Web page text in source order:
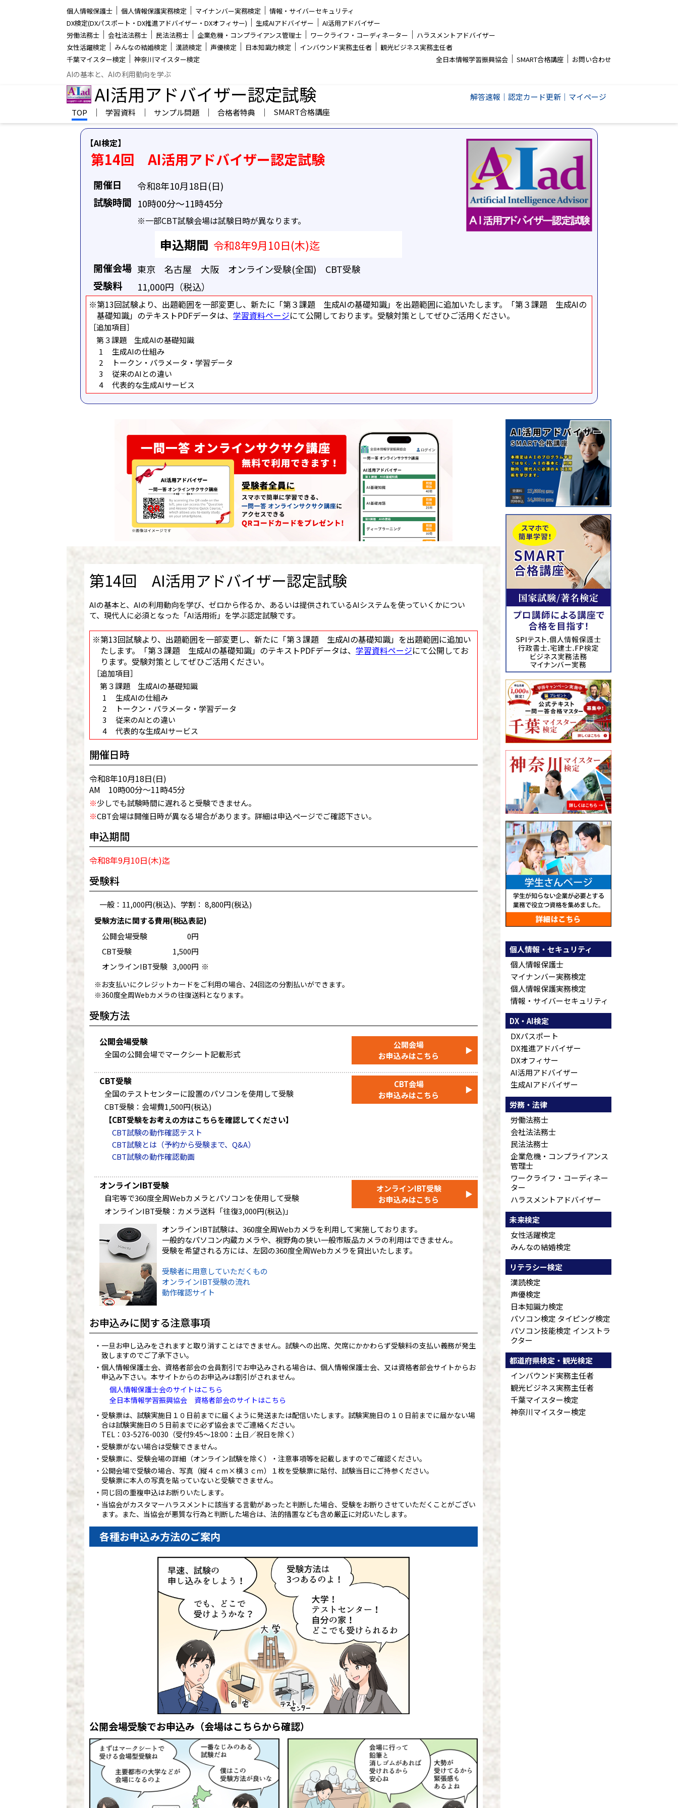
個人情報保護士 │ 個人情報保護実務検定 │ マイナンバー実務検定 │ 情報・サイバーセキュリティ
DX検定(DXパスポート・DX推進アドバイザー・DXオフィサー) │ 生成AIアドバイザー │ AI活用アドバイザー
労働法務士 │ 会社法法務士 │ 民法法務士 │ 企業危機・コンプライアンス管理士 │ ワークライフ・コーディネーター │ ハラスメントアドバイザー
女性活躍検定 │ みんなの結婚検定 │ 漢読検定 │ 声優検定 │ 日本知識力検定 │ インバウンド実務主任者 │ 観光ビジネス実務主任者
千葉マイスター検定 │ 神奈川マイスター検定 全日本情報学習振興協会 │ SMART合格講座 │ お問い合わせ
AIの基本と、AIの利用動向を学ぶ
AI活用アドバイザー認定試験 解答速報 │ 認定カード更新 │ マイページ
TOP
│ 学習資料 │ サンプル問題 │ 合格者特典 │ SMART合格講座
【AI検定】
第14回 AI活用アドバイザー認定試験
開催日 令和8年10月18日(日)
試験時間 10時00分～11時45分
※一部CBT試験会場は試験日時が異なります。
申込期間 令和8年9月10日(木)迄
開催会場 東京 名古屋 大阪 オンライン受験(全国) CBT受験
受験料 11,000円（税込）
※第13回試験より、出題範囲を一部変更し、新たに「第３課題 生成AIの基礎知識」を出題範囲に追加いたします。「第３課題 生成AIの
基礎知識」のテキストPDFデータは、 学習資料ページにて公開しております。受験対策としてぜひご活用ください。
［追加項目］
第３課題 生成AIの基礎知識
生成AIの仕組み
トークン・パラメータ・学習データ
従来のAIとの違い
代表的な生成AIサービス
第14回 AI活用アドバイザー認定試験
AIの基本と、AIの利用動向を学び、ゼロから作るか、あるいは提供されているAIシステムを使っていくかについ
て、現代人に必須となった「AI活用術」を学ぶ認定試験です。
※第13回試験より、出題範囲を一部変更し、新たに「第３課題 生成AIの基礎知識」を出題範囲に追加い
たします。「第３課題 生成AIの基礎知識」のテキストPDFデータは、 学習資料ページにて公開してお
ります。受験対策としてぜひご活用ください。
［追加項目］
第３課題 生成AIの基礎知識
生成AIの仕組み
トークン・パラメータ・学習データ
従来のAIとの違い
代表的な生成AIサービス
開催日時
令和8年10月18日(日)
AM 10時00分～11時45分
※少しでも試験時間に遅れると受験できません。
※CBT会場は開催日時が異なる場合があります。詳細は申込ページでご確認下さい。
申込期間
令和8年9月10日(木)迄
受験料
一般：11,000円(税込)、学割： 8,800円(税込)
受験方法に関する費用(税込表記)
公開会場受験
0円
CBT受験
1,500円
オンラインIBT受験 3,000円 ※
※お支払いにクレジットカードをご利用の場合、24回迄の分割払いができます。
※360度全周Webカメラの往復送料となります。
受験方法
公開会場受験
全国の公開会場でマークシート記載形式
公開会場
お申込みはこちら
▶
CBT受験
全国のテストセンターに設置のパソコンを使用して受験
CBT受験：会場費1,500円(税込)
【CBT受験をお考えの方はこちらを確認してください】
CBT試験の動作確認テスト
CBT試験とは（予約から受験まで、Q&A）
CBT試験の動作確認動画
CBT会場
お申込みはこちら
▶
オンラインIBT受験
自宅等で360度全周Webカメラとパソコンを使用して受験
オンラインIBT受験：カメラ送料「往復3,000円(税込)」
オンラインIBT受験
お申込みはこちら
▶
オンラインIBT試験は、360度全周Webカメラを利用して実施しております。
一般的なパソコン内蔵カメラや、視野角の狭い一般市販品カメラの利用はできません。
受験を希望される方には、左図の360度全周Webカメラを貸出いたします。
受験者に用意していただくもの
オンラインIBT受験の流れ
動作確認サイト
お申込みに関する注意事項
一旦お申し込みをされますと取り消すことはできません。試験への出席、欠席にかかわらず受験料の支払い義務が発生
致しますのでご了承下さい。
個人情報保護士会、資格者部会の会員割引でお申込みされる場合は、個人情報保護士会、又は資格者部会サイトからお
申込み下さい。本サイトからのお申込みは割引がされません。
個人情報保護士会のサイトはこちら
全日本情報学習振興協会 資格者部会のサイトはこちら
受験票は、試験実施日１０日前までに届くように発送または配信いたします。試験実施日の１０日前までに届かない場
合は試験実施日の５日前までに必ず協会までご連絡ください。
TEL： 03-5276-0030 （受付9:45～18:00：土日／祝日を除く）
受験票がない場合は受験できません。
受験票に、受験会場の詳細（オンライン試験を除く）・注意事項等を記載しますのでご確認ください。
公開会場で受験の場合、写真（縦４ｃｍ×横３ｃｍ）１枚を受験票に貼付、試験当日にご持参ください。
受験票に本人の写真を貼っていないと受験できません。
同じ回の重複申込はお断りいたします。
当協会がカスタマーハラスメントに該当する言動があったと判断した場合、受験をお断りさせていただくことがござい
ます。また、当協会が悪質な行為と判断した場合は、法的措置なども含め厳正に対応いたします。
各種お申込み方法のご案内
公開会場受験でお申込み （会場はこちらから確認）
個人情報・セキュリティ
個人情報保護士
マイナンバー実務検定
個人情報保護実務検定
情報・サイバーセキュリティ
DX・AI検定
DXパスポート
DX推進アドバイザー
DXオフィサー
AI活用アドバイザー
生成AIアドバイザー
労務・法律
労働法務士
会社法法務士
民法法務士
企業危機・コンプライアンス
管理士
ワークライフ・コーディネー
ター
ハラスメントアドバイザー
未来検定
女性活躍検定
みんなの結婚検定
リテラシー検定
漢読検定
声優検定
日本知識力検定
パソコン検定 タイピング検定
パソコン技能検定 インストラ
クター
都道府県検定・観光検定
インバウンド実務主任者
観光ビジネス実務主任者
千葉マイスター検定
神奈川マイスター検定